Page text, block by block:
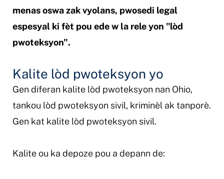
menas oswa zak vyolans, pwosedi legal
espesyal ki fèt pou ede w la rele yon "lòd
pwoteksyon".
Kalite lòd pwoteksyon yo
Gen diferan kalite lòd pwoteksyon nan Ohio,
tankou lòd pwoteksyon sivil, kriminèl ak tanporè.
Gen kat kalite lòd pwoteksyon sivil.
Kalite ou ka depoze pou a depann de: